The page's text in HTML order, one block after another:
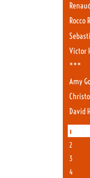
Rocco
Victor
***
Amy
David
1
2
3
4